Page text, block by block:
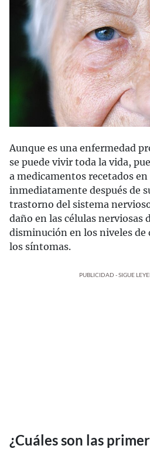
Aunque es una enfermedad
se puede vivir toda la vida,
a medicamentos recetados
inmediatamente después de
trastorno del sistema
daño en las células nerviosas
disminución en los niveles de
los síntomas.
PUBLICIDAD - SIGUE
¿Cuáles son las